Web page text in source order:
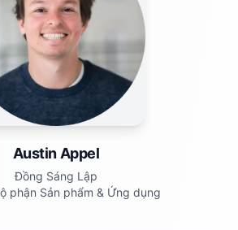
Austin Appel
Đồng Sáng Lập
phận Sản phẩm & Ứng dụng